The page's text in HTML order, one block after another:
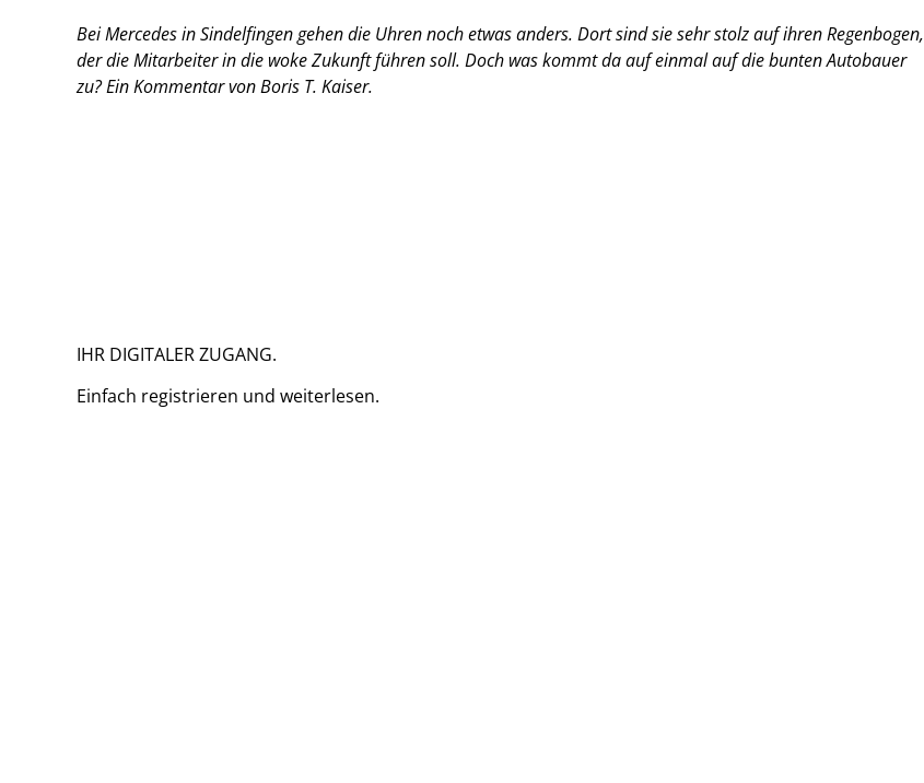
Bei Mercedes in Sindelfingen gehen die Uhren noch etwas anders. Dort sind sie sehr stolz auf ihren Regenbogen,
der die Mitarbeiter in die woke Zukunft führen soll. Doch was kommt da auf einmal auf die bunten Autobauer
zu?Ein Kommentar von Boris T. Kaiser.
IHR DIGITALER ZUGANG.
Einfach registrieren und weiterlesen.